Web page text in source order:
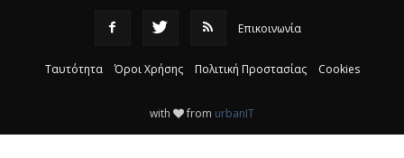
Επικοινωνία
Ταυτότητα Όροι Χρήσης Πολιτική Προστασίας Cookies
with from urbanIT